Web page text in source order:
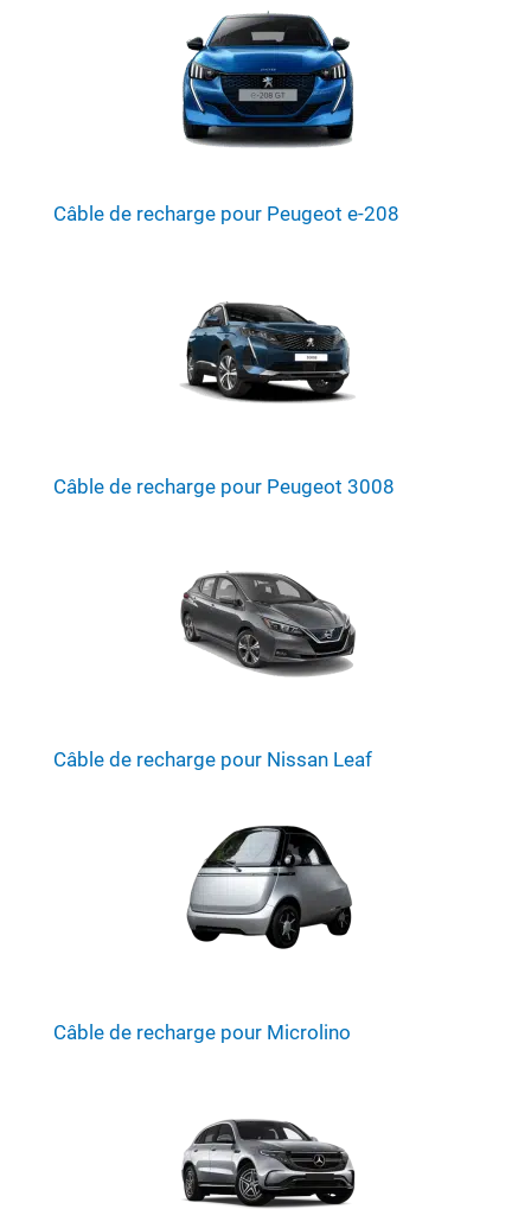
Câble de recharge pour Peugeot e-208
Câble de recharge pour Peugeot 3008
Câble de recharge pour Nissan Leaf
Câble de recharge pour Microlino